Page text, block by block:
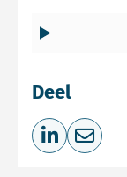
Deel
Deel op
Deel